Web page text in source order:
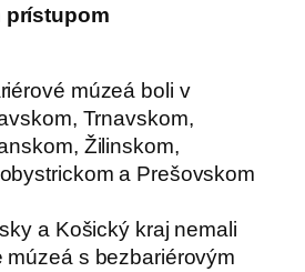
prístupom
múzeá boli v
Trnavskom,
Žilinskom,
a Prešovskom
a Košický kraj nemali
múzeá s bezbariérovým